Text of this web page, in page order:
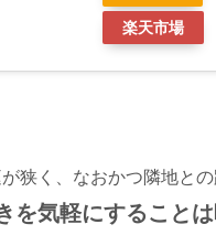
楽天市場
狭く、なおかつ隣地と
を気軽にすること